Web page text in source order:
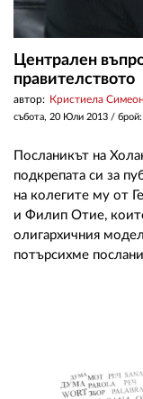
Централен
правителството
автор: Кристиела
събота, 20 Юли 2013 / брой:
Посланикът на
подкрепата си за
на колегите му от
и Филип Отие,
олигархичния
потърсихме